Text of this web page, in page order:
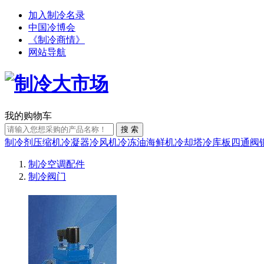
加入制冷名录
中国冷博会
《制冷商情》
网站导航
我的购物车
搜 索
制冷剂 压缩机冷凝器冷风机冷冻油海鲜机冷却塔冷库板 四通阀
制冷空调配件
制冷阀门